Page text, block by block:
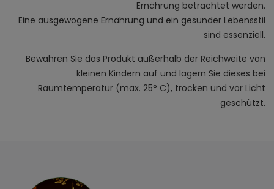
Ernährung betrachtet werden.
Eine ausgewogene Ernährung und ein gesunder Lebensstil
sind essenziell.
Bewahren Sie das Produkt außerhalb der Reichweite von
kleinen Kindern auf und lagern Sie dieses bei
Raumtemperatur (max. 25° C), trocken und vor Licht
geschützt.